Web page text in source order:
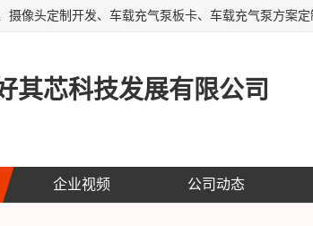
其芯科技发展有限公司
企业视频 公司动态